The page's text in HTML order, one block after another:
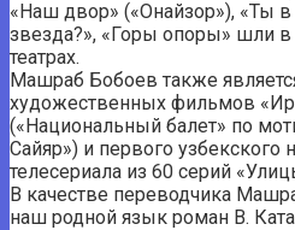
«Наш двор» («Онайзор»), «Ты
звезда?», «Горы опоры» шли
театрах.
Машраб Бобоев также
художественных фильмов
(«Национальный балет» по
Сайяр») и первого узбекского
телесериала из 60 серий
В качестве переводчика
наш родной язык роман В.